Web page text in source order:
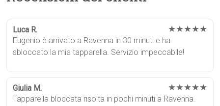
Luca R. ★★★★★
Eugenio è arrivato a Ravenna in 30 minuti e ha
sbloccato la mia tapparella. Servizio impeccabile!
Giulia M. ★★★★★
Tapparella bloccata risolta in pochi minuti a Ravenna.